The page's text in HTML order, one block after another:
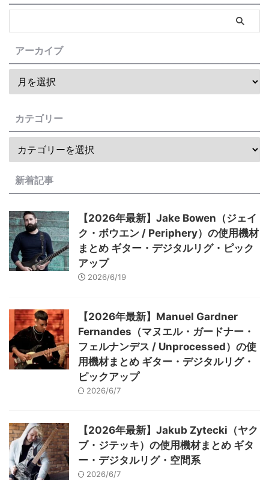
アーカイブ
カテゴリー
新着記事
【2026年最新】Jake Bowen（ジェイ
ク・ボウエン / Periphery）の使用機材
まとめ ギター・デジタルリグ・ピック
アップ
2026/6/19
【2026年最新】Manuel Gardner
Fernandes（マヌエル・ガードナー・
フェルナンデス / Unprocessed）の使
用機材まとめ ギター・デジタルリグ・
ピックアップ
2026/6/7
【2026年最新】Jakub Zytecki（ヤク
ブ・ジテッキ）の使用機材まとめ ギタ
ー・デジタルリグ・空間系
2026/6/7